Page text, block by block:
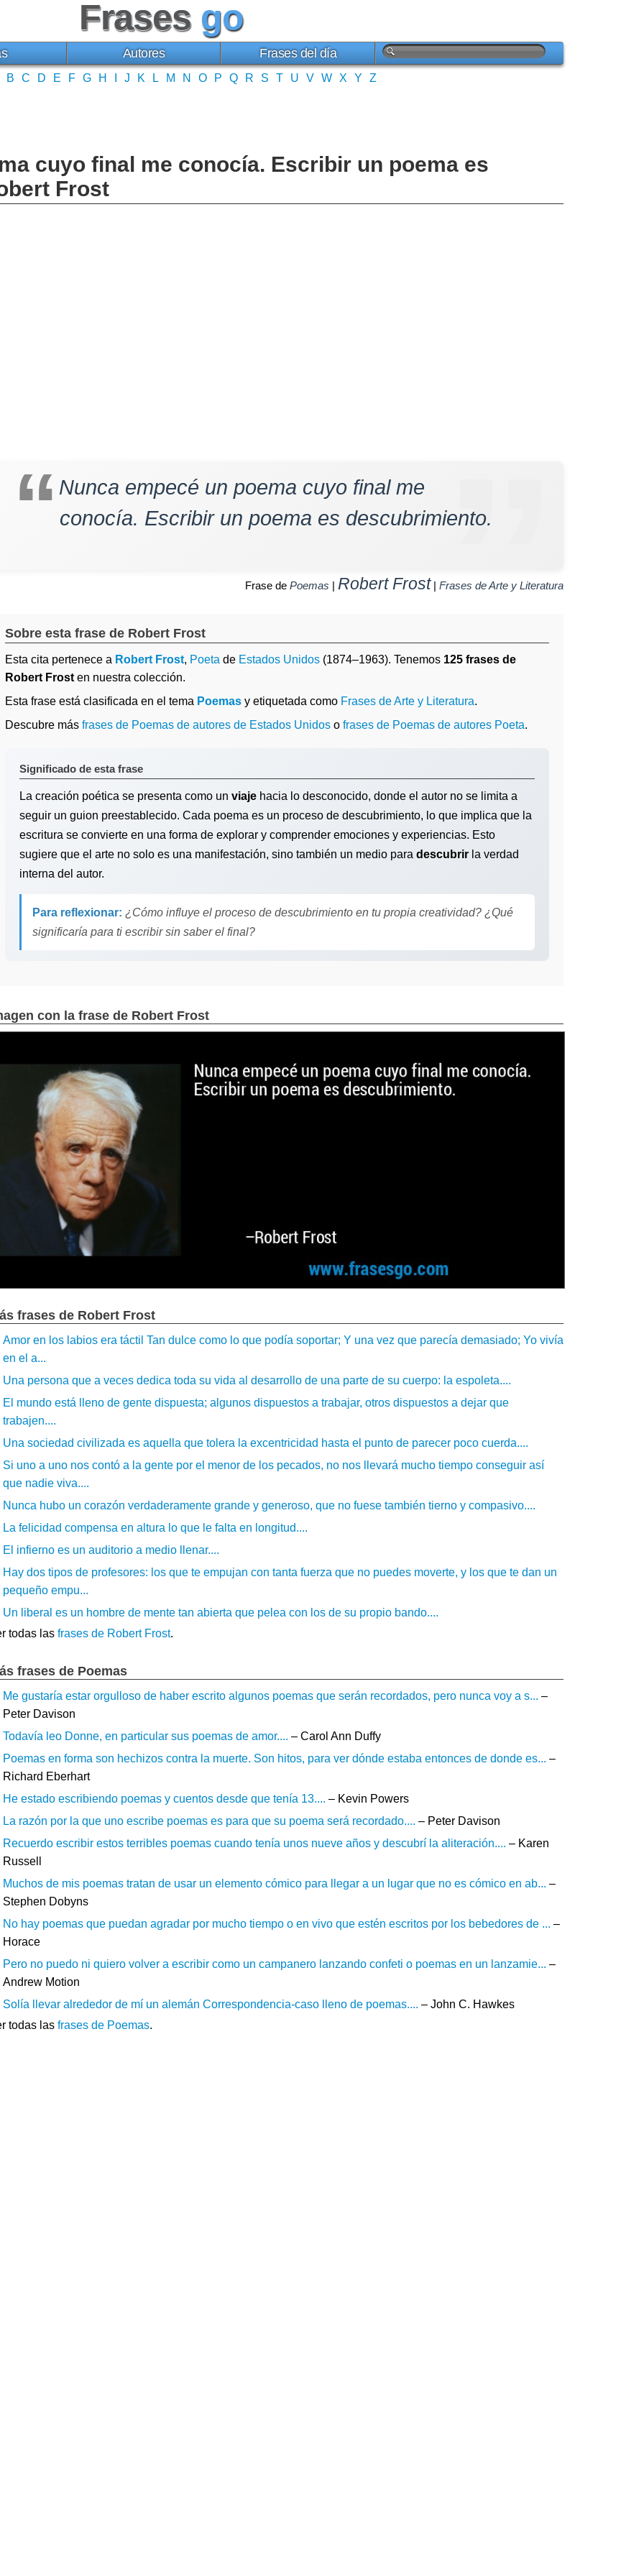
Frases go
Autores Frases del día
B C D E F G H J K L M N O P Q R S T U V W X Y Z
cuyo final me conocía. Escribir un poema es
Frost
Nunca empecé un poema cuyo final me
conocía. Escribir un poema es descubrimiento.
Frase de Poemas | Robert Frost| Frases de Arte y Literatura
Sobre esta frase de Robert Frost
Esta cita pertenece a Robert Frost, Poeta de Estados Unidos (1874–1963). Tenemos 125 frases de
Robert Frost en nuestra colección.
Esta frase está clasificada en el tema Poemas y etiquetada como Frases de Arte y Literatura.
Descubre más frases de Poemas de autores de Estados Unidos o frases de Poemas de autores Poeta.
Significado de esta frase
La creación poética se presenta como un viaje hacia lo desconocido, donde el autor no se limita a
seguir un guion preestablecido. Cada poema es un proceso de descubrimiento, lo que implica que la
escritura se convierte en una forma de explorar y comprender emociones y experiencias. Esto
sugiere que el arte no solo es una manifestación, sino también un medio para descubrir la verdad
interna del autor.
Para reflexionar: ¿Cómo influye el proceso de descubrimiento en tu propia creatividad? ¿Qué
significaría para ti escribir sin saber el final?
con la frase de Robert Frost
frases de Robert Frost
Amor en los labios era táctil Tan dulce como lo que podía soportar; Y una vez que parecía demasiado; Yo vivía
en el a...
Una persona que a veces dedica toda su vida al desarrollo de una parte de su cuerpo: la espoleta....
El mundo está lleno de gente dispuesta; algunos dispuestos a trabajar, otros dispuestos a dejar que
trabajen....
Una sociedad civilizada es aquella que tolera la excentricidad hasta el punto de parecer poco cuerda....
Si uno a uno nos contó a la gente por el menor de los pecados, no nos llevará mucho tiempo conseguir así
que nadie viva....
Nunca hubo un corazón verdaderamente grande y generoso, que no fuese también tierno y compasivo....
La felicidad compensa en altura lo que le falta en longitud....
El infierno es un auditorio a medio llenar....
Hay dos tipos de profesores: los que te empujan con tanta fuerza que no puedes moverte, y los que te dan un
pequeño empu...
Un liberal es un hombre de mente tan abierta que pelea con los de su propio bando....
todas las frases de Robert Frost.
frases de Poemas
Me gustaría estar orgulloso de haber escrito algunos poemas que serán recordados, pero nunca voy a s... –
Peter Davison
Todavía leo Donne, en particular sus poemas de amor.... – Carol Ann Duffy
Poemas en forma son hechizos contra la muerte. Son hitos, para ver dónde estaba entonces de donde es... –
Richard Eberhart
He estado escribiendo poemas y cuentos desde que tenía 13.... – Kevin Powers
La razón por la que uno escribe poemas es para que su poema será recordado.... – Peter Davison
Recuerdo escribir estos terribles poemas cuando tenía unos nueve años y descubrí la aliteración.... – Karen
Russell
Muchos de mis poemas tratan de usar un elemento cómico para llegar a un lugar que no es cómico en ab... –
Stephen Dobyns
No hay poemas que puedan agradar por mucho tiempo o en vivo que estén escritos por los bebedores de ... –
Horace
Pero no puedo ni quiero volver a escribir como un campanero lanzando confeti o poemas en un lanzamie... –
Andrew Motion
Solía ​​llevar alrededor de mí un alemán Correspondencia-caso lleno de poemas.... – John C. Hawkes
todas las frases de Poemas.